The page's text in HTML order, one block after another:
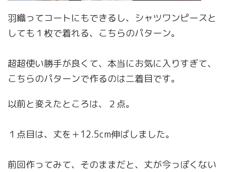
羽織ってコートにもできるし、シャツワンピースと
しても１枚で着れる、こちらのパターン。
超超使い勝手が良くて、本当にお気に入りすぎて、
こちらのパターンで作るのは二着目です。
以前と変えたところは、２点。
１点目は、丈を＋12.5cm伸ばしました。
前回作ってみて、そのままだと、丈が今っぽくない